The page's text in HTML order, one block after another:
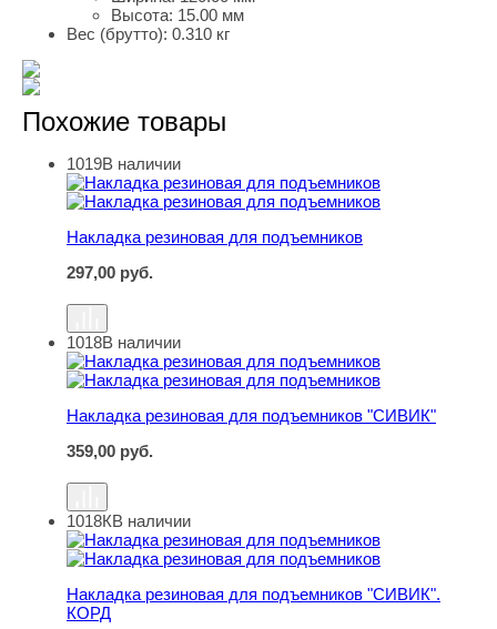
Высота: 15.00 мм
Вес (брутто): 0.310 кг
Похожие товары
Накладка резиновая для подъемников
1019В наличии
Накладка резиновая для подъемников
297,00 руб.
Накладка резиновая для подъемников "СИВИК"
1018В наличии
Накладка резиновая для подъемников "СИВИК"
359,00 руб.
Накладка резиновая для подъемников "СИВИК". КОРД
1018КВ наличии
Накладка резиновая для подъемников "СИВИК".
КОРД